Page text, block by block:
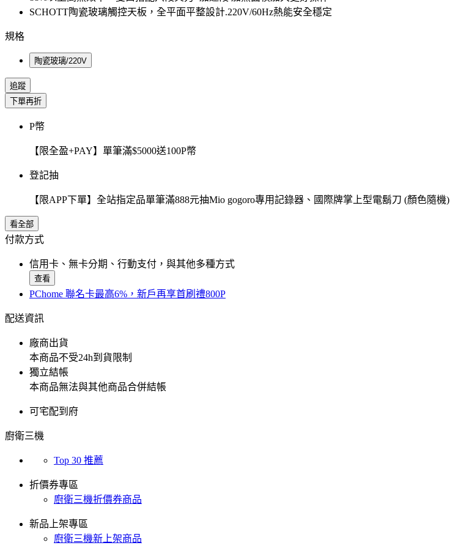
SCHOTT陶瓷玻璃觸控天板，全平面平整設計.220V/60Hz熱能安全穩定
規格
陶瓷玻璃/220V
追蹤
下單再折
P幣
【限全盈+PAY】單筆滿$5000送100P幣
登記抽
【限APP下單】全站指定品單筆滿888元抽Mio gogoro專用記錄器、國際牌掌上型電鬍刀 (顏色隨機)
看全部
付款方式
信用卡、無卡分期、行動支付，與其他多種方式
查看
PChome 聯名卡最高6%，新戶再享首刷禮800P
配送資訊
廠商出貨
本商品不受24h到貨限制
獨立結帳
本商品無法與其他商品合併結帳
可宅配到府
廚衛三機
Top 30 推薦
折價券專區
廚衛三機折價券商品
新品上架專區
廚衛三機新上架商品